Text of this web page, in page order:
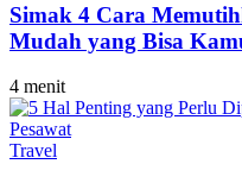
Simak 4 Cara
Mudah yang Bisa
4 menit
Travel